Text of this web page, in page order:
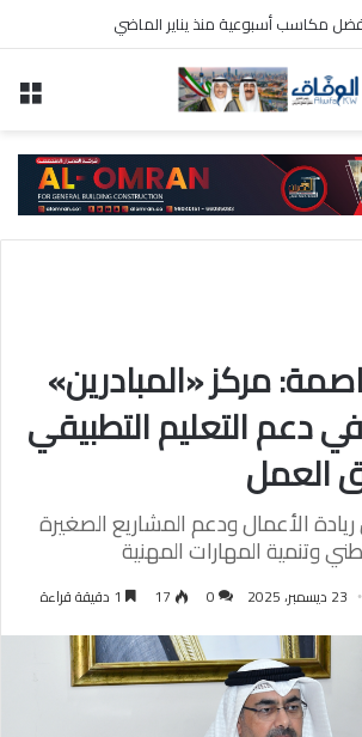
مكاسب أسبوعية منذ يناير الماضي
مركز «المبادرين»
دعم التعليم التطبيقي
العمل
الأعمال ودعم المشاريع الصغيرة
وتنمية المهارات المهنية
23 ديسمبر، 2025 0
17